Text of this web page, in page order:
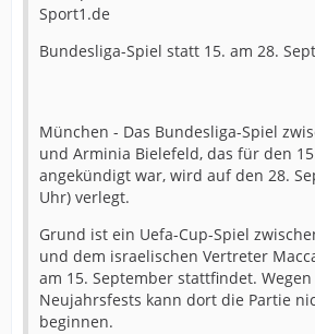
Sport1.de
Bundesliga-Spiel statt 15. am 28.
München - Das Bundesliga-Spiel
und Arminia Bielefeld, das für den
angekündigt war, wird auf den 28.
Uhr) verlegt.
Grund ist ein Uefa-Cup-Spiel
und dem israelischen Vertreter
am 15. September stattfindet.
Neujahrsfests kann dort die Partie
beginnen.